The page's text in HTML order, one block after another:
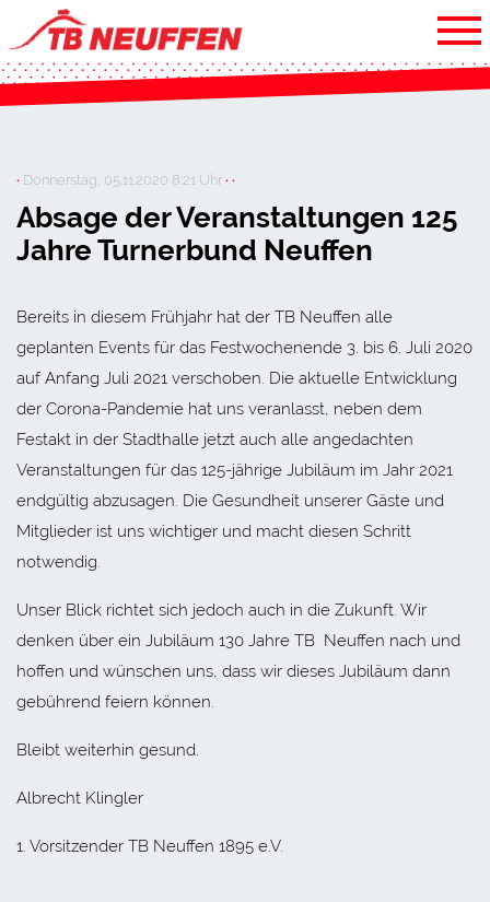
· Donnerstag, 05.11.2020 8:21 Uhr· ·
Absage der Veranstaltungen 125
Jahre Turnerbund Neuffen
Bereits in diesem Frühjahr hat der TB Neuffen alle
geplanten Events für das Festwochenende 3. bis 6. Juli 2020
auf Anfang Juli 2021 verschoben. Die aktuelle Entwicklung
der Corona-Pandemie hat uns veranlasst, neben dem
Festakt in der Stadthalle jetzt auch alle angedachten
Veranstaltungen für das 125-jährige Jubiläum im Jahr 2021
endgültig abzusagen. Die Gesundheit unserer Gäste und
Mitglieder ist uns wichtiger und macht diesen Schritt
notwendig.
Unser Blick richtet sich jedoch auch in die Zukunft. Wir
denken über ein Jubiläum 130 Jahre TB Neuffen nach und
hoffen und wünschen uns, dass wir dieses Jubiläum dann
gebührend feiern können.
Bleibt weiterhin gesund.
Albrecht Klingler
1. Vorsitzender TB Neuffen 1895 e.V.